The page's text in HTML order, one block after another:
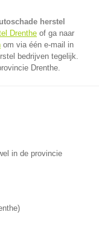
herstel
Drenthe of ga naar
om via één e-mail in
bedrijven tegelijk.
Drenthe.
in de provincie
)